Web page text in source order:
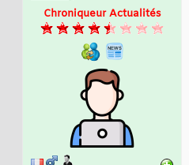
Chroniqueur Actualités